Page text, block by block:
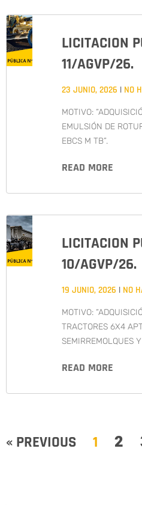
LICITACION
11/AGVP/26.
23 JUNIO, 2026 NO
MOTIVO:
EMULSIÓN DE
EBCS M TB”.
READ MORE
LICITACION
10/AGVP/26.
19 JUNIO, 2026 NO
MOTIVO:
TRACTORES 6X4
SEMIRREMOLQUES
READ MORE
« PREVIOUS 1 2